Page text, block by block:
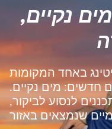
ת
ל
י
נ
ד
ר
נקיים,
באחד המקומות
חדשים: מים נקיים.
לנסוע לביקור,